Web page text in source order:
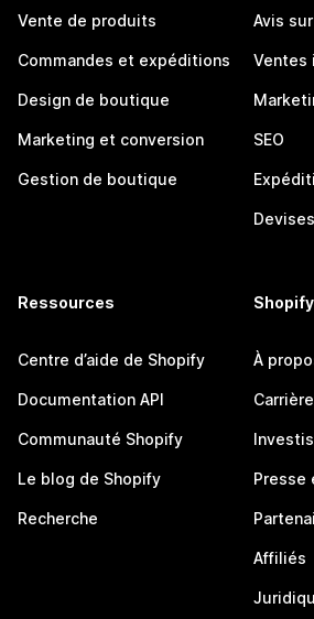
Vente de produits
Commandes et expéditions
Design de boutique
Marketing et conversion
Gestion de boutique
Avis
Ventes
SEO
Ressources
Centre d’aide de Shopify
Documentation API
Communauté Shopify
Le blog de Shopify
Recherche
Shopify
À
Presse
Affiliés